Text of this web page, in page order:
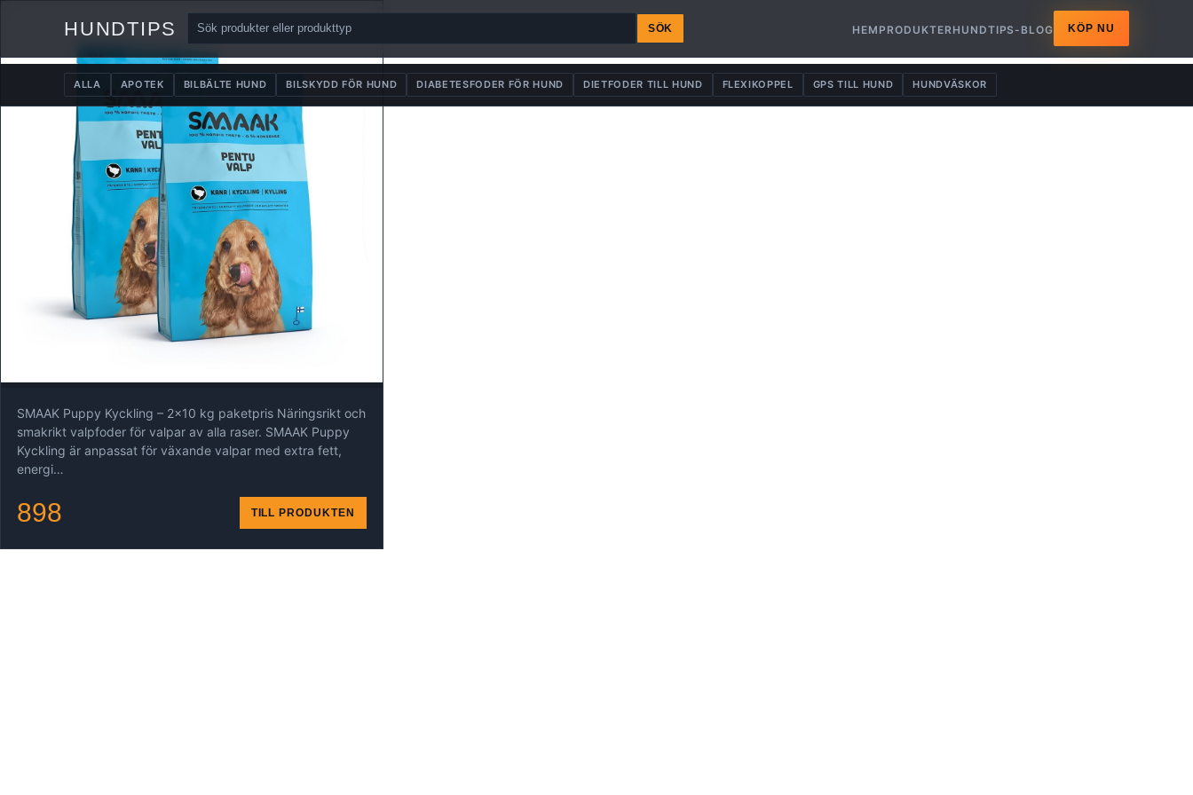
HUNDTIPS SÖK HEM PRODUKTERHUNDTIPS-BLOG KÖP NU
ALLA APOTEK BILBÄLTE HUND BILSKYDD FÖR HUND DIABETESFODER FÖR HUND DIETFODER TILL HUND FLEXIKOPPEL GPS TILL HUND HUNDVÄSKOR
SMAAK Puppy Kyckling – 2×10 kg paketpris Näringsrikt och
smakrikt valpfoder för valpar av alla raser. SMAAK Puppy
Kyckling är anpassat för växande valpar med extra fett,
energi…
898 TILL PRODUKTEN